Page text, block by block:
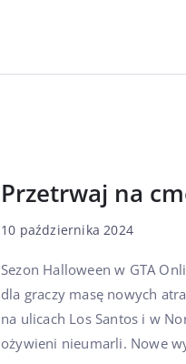
Przetrwaj na
10 października 2024
Sezon Halloween w GTA
dla graczy masę nowych
na ulicach Los Santos i w
ożywieni nieumarli. Nowe